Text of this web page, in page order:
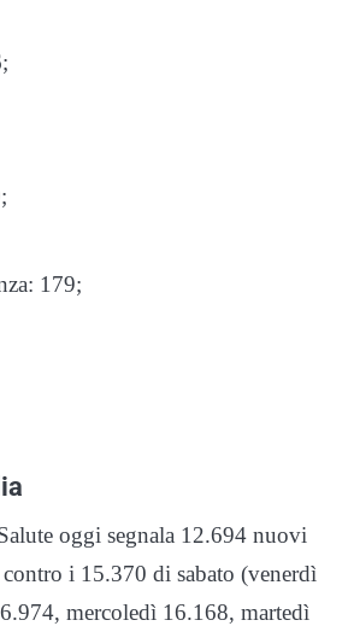
;
179;
oggi segnala 12.694 nuovi
i 15.370 di sabato (venerdì
mercoledì 16.168, martedì